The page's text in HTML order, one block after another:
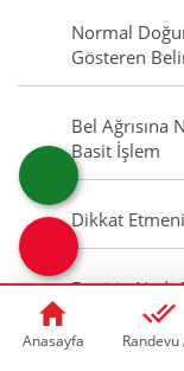
Normal
Gösteren
Bel Ağrısına
Basit İşlem
Dikkat
Ferritin
Anasayfa Randevu